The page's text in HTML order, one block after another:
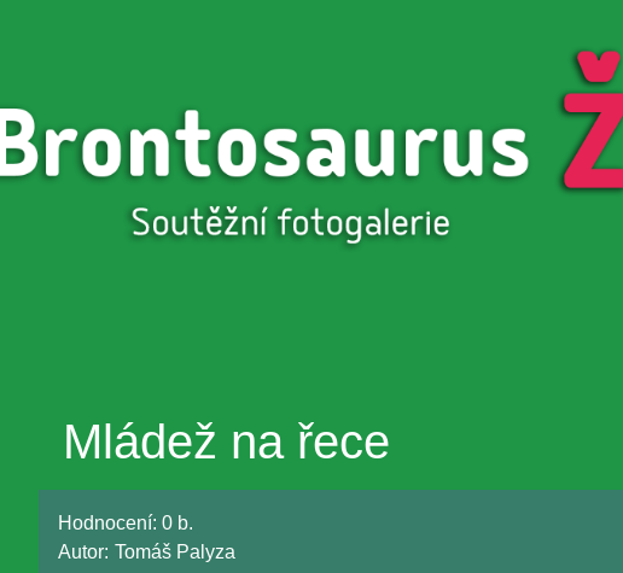
Mládež na řece
Hodnocení: 0 b.
Autor: Tomáš Palyza